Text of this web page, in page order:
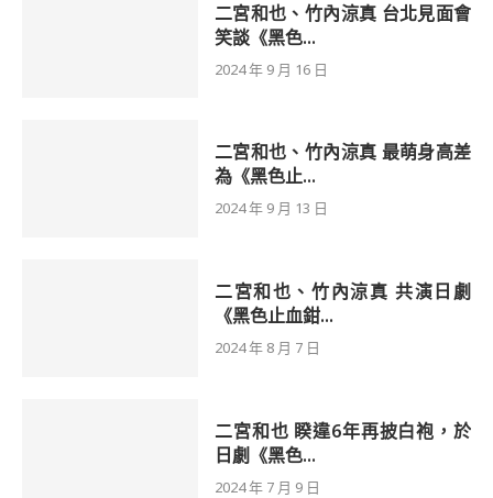
二宮和也、竹內涼真 台北見面會
笑談《黑色...
2024 年 9 月 16 日
二宮和也、竹內涼真 最萌身高差
為《黑色止...
2024 年 9 月 13 日
二宮和也、竹內涼真 共演日劇
《黑色止血鉗...
2024 年 8 月 7 日
二宮和也 睽違6年再披白袍，於
日劇《黑色...
2024 年 7 月 9 日